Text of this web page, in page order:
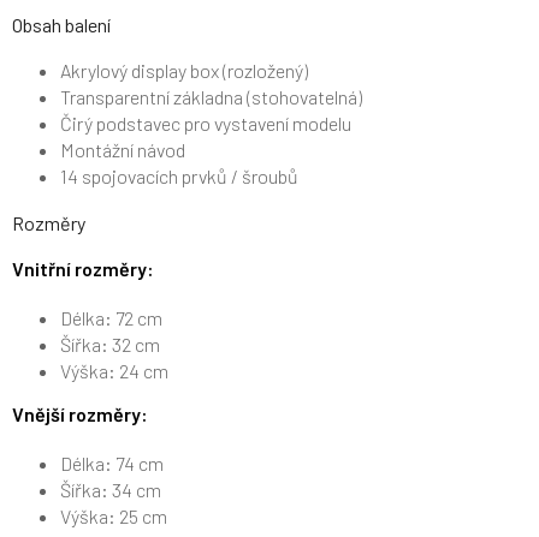
Obsah balení
Akrylový display box (rozložený)
Transparentní základna (stohovatelná)
Čirý podstavec pro vystavení modelu
Montážní návod
14 spojovacích prvků / šroubů
Rozměry
Vnitřní rozměry:
Délka: 72 cm
Šířka: 32 cm
Výška: 24 cm
Vnější rozměry:
Délka: 74 cm
Šířka: 34 cm
Výška: 25 cm